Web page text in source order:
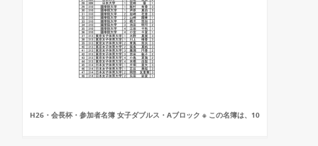
H26・会長杯・参加者名簿 女子ダブルス・Aブロック ※ この名簿は、10